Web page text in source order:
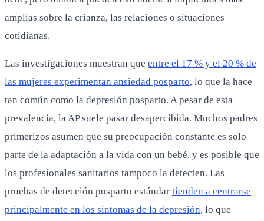
amplias sobre la crianza, las relaciones o situaciones
cotidianas.
Las investigaciones muestran que entre el 17 % y el 20 % de
las mujeres experimentan ansiedad posparto, lo que la hace
tan común como la depresión posparto. A pesar de esta
prevalencia, la AP suele pasar desapercibida. Muchos padres
primerizos asumen que su preocupación constante es solo
parte de la adaptación a la vida con un bebé, y es posible que
los profesionales sanitarios tampoco la detecten. Las
pruebas de detección posparto estándar tienden a centrarse
principalmente en los síntomas de la depresión, lo que